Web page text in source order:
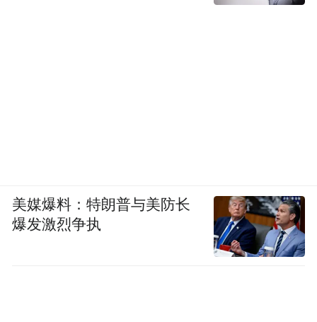
美媒爆料：特朗普与美防长
爆发激烈争执